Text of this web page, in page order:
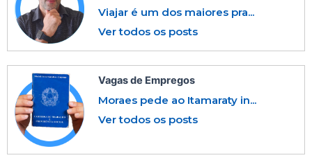
Viajar é um dos maiores pra...
Ver todos os posts
Vagas de Empregos
Moraes pede ao Itamaraty in...
Ver todos os posts